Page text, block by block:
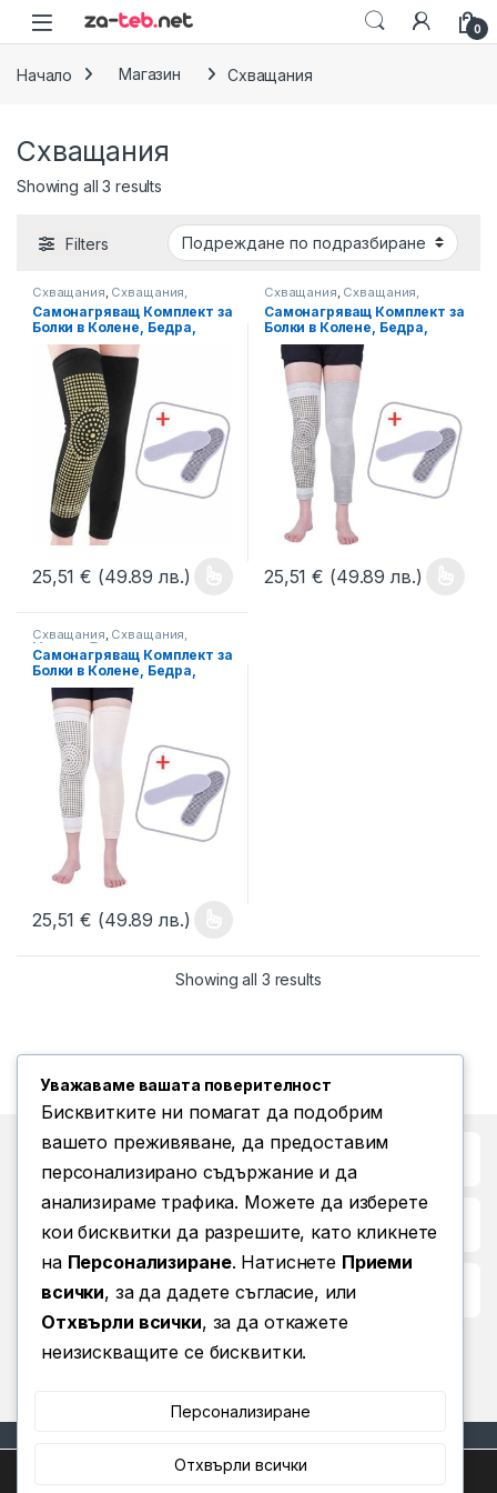
Skip to navigation
Skip to content
0
Начало Магазин Схващания
Схващания
Showing all 3 results
Filters
Схващания Схващания,
Масажи Терапии
Самонагряващ Комплект за
Болки в Колене, Бедра,
Стъпала, Код: TS-101
25,51€ (49.89 лв.)
This product has multiple variants. The options may be chosen
Схващания Схващания,
Масажи Терапии
Самонагряващ Комплект за
Болки в Колене, Бедра,
Стъпала, Код: TS-103
25,51€ (49.89 лв.)
This product has multiple
Схващания, Схващания,
Масажи Терапии
Самонагряващ Комплект за
Болки в Колене, Бедра,
Стъпала, Код: TS-105
25,51€ (49.89 лв.)
This product has multiple variants. The options may be chosen
Showing all 3 results
Бърз достъп до
Повече информация
Условия за ползване
Уважаваме вашата поверителност
Бисквитките ни помагат да подобрим
вашето преживяване, да предоставим
персонализирано съдържание и да
анализираме трафика. Можете да изберете
кои бисквитки да разрешите, като кликнете
на Персонализиране. Натиснете Приеми
всички, за да дадете съгласие, или
Отхвърли всички, за да откажете
неизискващите се бисквитки.
Персонализиране
Отхвърли всички
Ние използваме бисквитки, за да ви предоставим най-